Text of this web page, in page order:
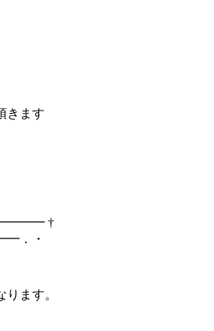
きます
†
・
ます。